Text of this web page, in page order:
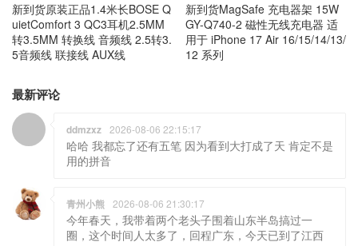
新到货原装正品1.4米长BOSE Q
uietComfort 3 QC3耳机2.5MM
转3.5MM 转换线 音频线 2.5转3.
5音频线 联接线 AUX线
新到货MagSafe 充电器架 15W
GY-Q740-2 磁性无线充电器 适
用于 iPhone 17 Air 16/15/14/13/
12 系列
最新评论
ddmzxz 2026-08-06 22:15:17
哈哈 我都忘了还有五笔 因为看到大打成了天 肯定不是
用的拼音
青州小熊 2026-08-06 21:30:17
今年春天，我带着两个老头子围着山东半岛搞过一
圈，这个时间人太多了，回程广东，今天已到了江西